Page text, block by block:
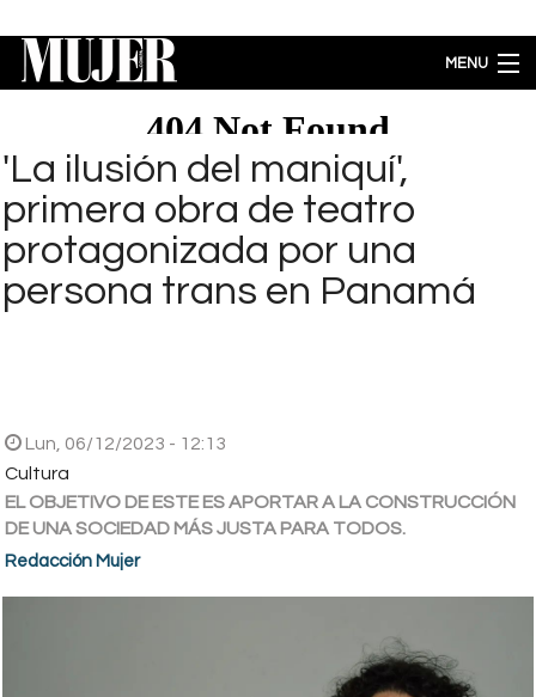
MENU
BIENESTAR
ACTUALIDAD
LIFESTYLE
PARA PADRES
'La ilusión del maniquí',
primera obra de teatro
protagonizada por una
persona trans en Panamá
Lun, 06/12/2023 - 12:13
Cultura
EL OBJETIVO DE ESTE ES APORTAR A LA CONSTRUCCIÓN
DE UNA SOCIEDAD MÁS JUSTA PARA TODOS.
Redacción Mujer